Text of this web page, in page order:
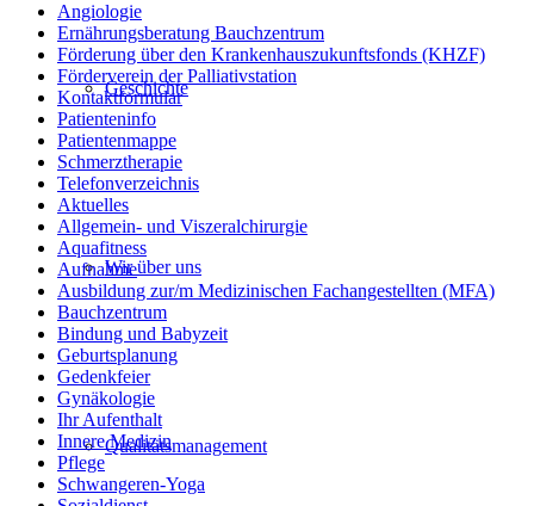
Geschichte
Wir über uns
Qualitätsmanagement
Angiologie
Ernährungsberatung Bauchzentrum
Förderung über den Krankenhauszukunftsfonds (KHZF)
Förderverein der Palliativstation
Kontaktformular
Patienteninfo
Patientenmappe
Schmerztherapie
Telefonverzeichnis
Aktuelles
Allgemein- und Viszeralchirurgie
Aquafitness
Aufnahme
Ausbildung zur/m Medizinischen Fachangestellten (MFA)
Bauchzentrum
Bindung und Babyzeit
Geburtsplanung
Gedenkfeier
Gynäkologie
Ihr Aufenthalt
Innere Medizin
Pflege
Schwangeren-Yoga